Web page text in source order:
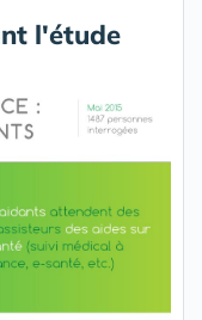
l'étude